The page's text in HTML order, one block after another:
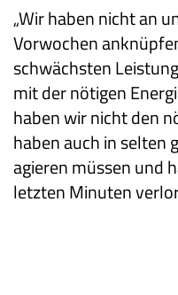
„Wir haben nicht an
Vorwochen
schwächsten
mit der nötigen
haben wir nicht den
haben auch in selten
agieren müssen und
letzten Minuten